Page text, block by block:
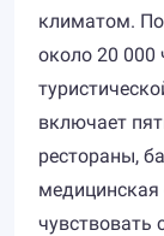
климатом.
около 20 000
включает
рестораны,
чувствовать